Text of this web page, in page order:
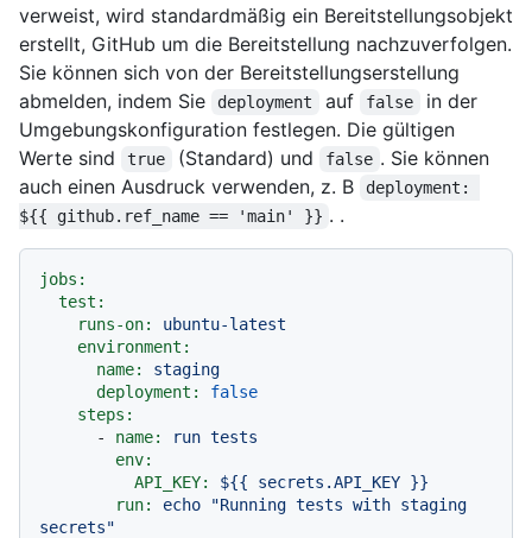
verweist, wird standardmäßig ein Bereitstellungsobjekt
erstellt, GitHub um die Bereitstellung nachzuverfolgen.
Sie können sich von der Bereitstellungserstellung
abmelden, indem Sie
deployment auf false
in der
Umgebungskonfiguration festlegen. Die gültigen
Werte sind
true (Standard) und false . Sie können
auch einen Ausdruck verwenden, z. B
deployment:
${{ github.ref_name == 'main' }} . .
jobs:
test:
runs-on:
ubuntu-latest
environment:
name:
staging
deployment:
false
steps:
-
name: run tests
env:
API_KEY:
${{ secrets.API_KEY }}
run:
echo
"Running tests with staging
secrets"